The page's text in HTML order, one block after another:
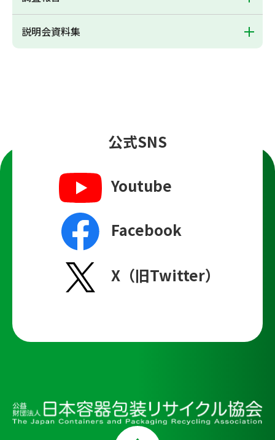
説明会資料集
公式SNS
Youtube
Facebook
X（旧Twitter）